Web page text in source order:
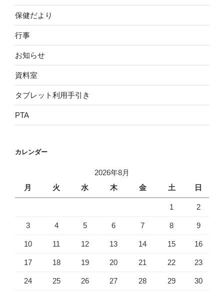
保健だより
行事
お知らせ
資料室
タブレット利用手引き
PTA
カレンダー
2026年8月
月
火 水 木 金 土 日
1 2
3 4 5 6 7 8 9
10 11 12 13 14 15 16
17 18 19 20 21 22 23
24 25 26 27 28 29 30